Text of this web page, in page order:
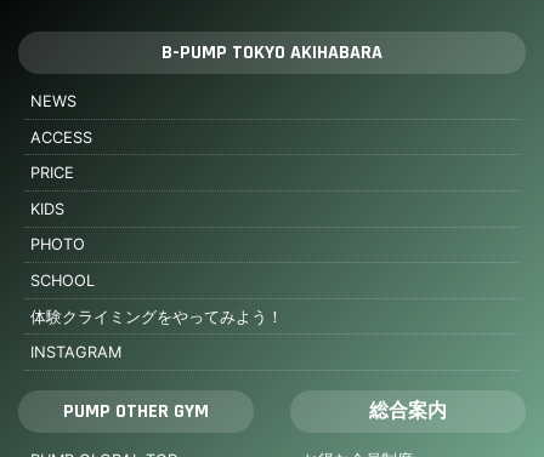
B-PUMP TOKYO AKIHABARA
NEWS
ACCESS
PRICE
KIDS
PHOTO
SCHOOL
体験クライミングをやってみよう！
INSTAGRAM
PUMP OTHER GYM 総合案内